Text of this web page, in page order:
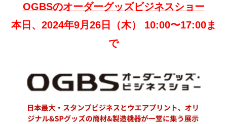
OGBSのオーダーグッズビジネスショー
本日、2024年9月26日（木） 10:00〜17:00ま
で